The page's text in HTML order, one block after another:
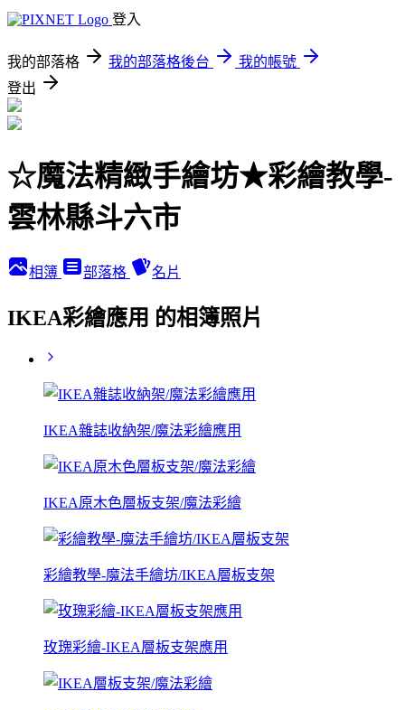
登入
我的部落格 我的部落格後台
我的帳號
登出
☆魔法精緻手繪坊★彩繪教學-
雲林縣斗六市
相簿 部落格 名片
IKEA彩繪應用 的相簿照片
IKEA雜誌收納架/魔法彩繪應用
IKEA原木色層板支架/魔法彩繪
彩繪教學-魔法手繪坊/IKEA層板支架
玫瑰彩繪-IKEA層板支架應用